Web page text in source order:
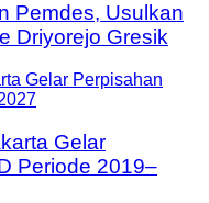
Pemdes, Usulkan
Driyorejo Gresik
Gelar
Periode 2019–